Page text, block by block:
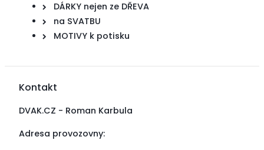
DÁRKY nejen ze DŘEVA
na SVATBU
MOTIVY k potisku
Kontakt
DVAK.CZ - Roman Karbula
Adresa provozovny: